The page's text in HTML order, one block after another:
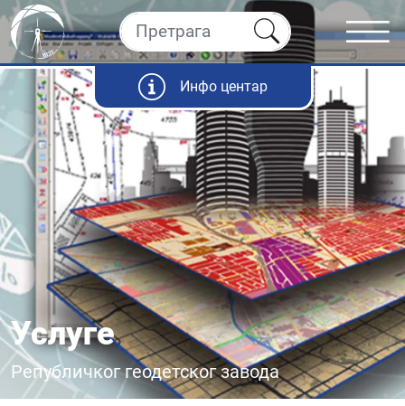
Инфо центар
Услуге
Републичког геодетског завода